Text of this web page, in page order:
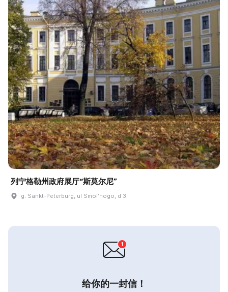
列宁格勒州政府展厅“斯莫尔尼”
g. Sankt-Peterburg, ul Smolʹnogo, d 3
给你的一封信！